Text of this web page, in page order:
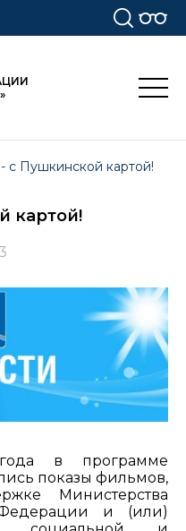
с Пушкинской картой!
картой!
в программе
показы фильмов,
Министерства
и (или)